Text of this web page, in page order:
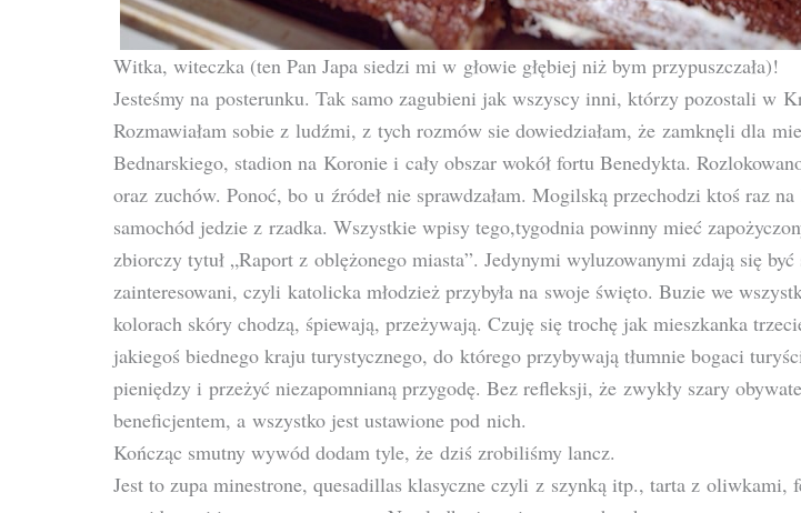
Witka, witeczka (ten Pan Japa siedzi mi w głowie głębiej niż bym przypuszczała)!
Jesteśmy na posterunku. Tak samo zagubieni jak wszyscy inni, którzy pozostali w
Rozmawiałam sobie z ludźmi, z tych rozmów sie dowiedziałam, że zamknęli dla
Bednarskiego, stadion na Koronie i cały obszar wokół fortu Benedykta.
oraz zuchów. Ponoć, bo u źródeł nie sprawdzałam. Mogilską przechodzi ktoś raz
samochód jedzie z rzadka. Wszystkie wpisy tego,tygodnia powinny mieć
zbiorczy tytuł „Raport z oblężonego miasta”. Jedynymi wyluzowanymi zdają się być
zainteresowani, czyli katolicka młodzież przybyła na swoje święto. Buzie we
kolorach skóry chodzą, śpiewają, przeżywają. Czuję się trochę jak mieszkanka
jakiegoś biednego kraju turystycznego, do którego przybywają tłumnie bogaci
pieniędzy i przeżyć niezapomnianą przygodę. Bez refleksji, że zwykły szary
beneficjentem, a wszystko jest ustawione pod nich.
Kończąc smutny wywód dodam tyle, że dziś zrobiliśmy lancz.
Jest to zupa minestrone, quesadillas klasyczne czyli z szynką itp., tarta z oliwkami,